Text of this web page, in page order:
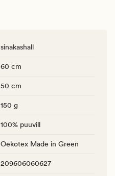
sinakashall
60 cm
50 cm
150 g
100% puuvill
Oekotex Made in Green
209606060627